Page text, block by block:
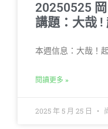
20250525
講題：大哉 !
本週信息：大哉
閱讀更多 »
2025 年 5 月 25 日